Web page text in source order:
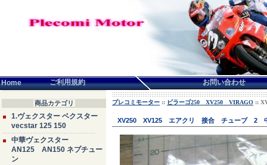
Home ご利用規約 お問い合わせ
商品カテゴリ
1.ヴェクスター ベクスター
vecstar 125 150
中華ヴェクスター
AN125 AN150 ネプチュー
ン
プレコミモーター :: ビラーゴ250 XV250 VIRAGO ::
XV250 XV125 エアクリ 接合 チューブ 2